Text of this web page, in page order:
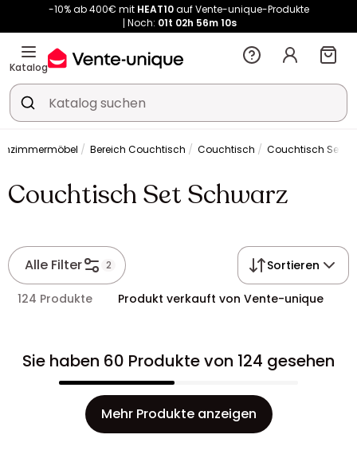
Noch:01t 02h 56m09s
Kauf-unique wird zu Vente-unique - Gleicher Shop, neuer Name!
-10% ab 400€ mit HEAT10
auf Vente-unique-Produkte
Noch:01t02h
Katalog
Bereich Couchtisch Couchtisch Couchtisch Set
Couchtisch Set Schwarz
Alle Filter 2 Sortieren
124 Produkte Produkt verkauft von Vente-unique
Sie haben 60 Produkte von 124 gesehen
Mehr Produkte anzeigen